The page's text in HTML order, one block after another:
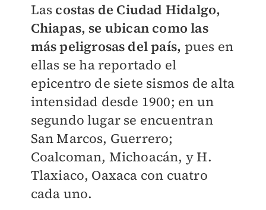
Las costas de Ciudad Hidalgo,
Chiapas, se ubican como las
más peligrosas del país, pues en
ellas se ha reportado el
epicentro de siete sismos de alta
intensidad desde 1900; en un
segundo lugar se encuentran
San Marcos, Guerrero;
Coalcoman, Michoacán, y H.
Tlaxiaco, Oaxaca con cuatro
cada uno.